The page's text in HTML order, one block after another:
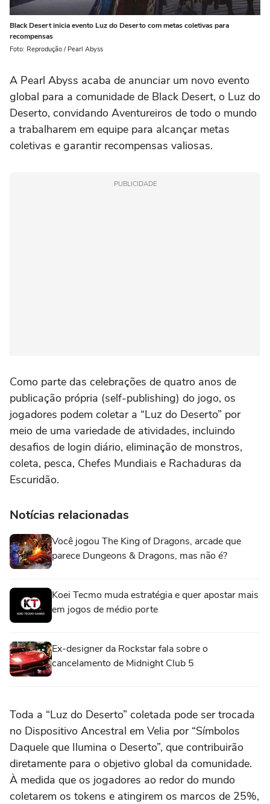
Black Desert inicia evento Luz do Deserto com metas coletivas para
recompensas
Foto: Reprodução / Pearl Abyss
A Pearl Abyss acaba de anunciar um novo evento
global para a comunidade de Black Desert, o Luz do
Deserto, convidando Aventureiros de todo o mundo
a trabalharem em equipe para alcançar metas
coletivas e garantir recompensas valiosas.
PUBLICIDADE
Como parte das celebrações de quatro anos de
publicação própria (self-publishing) do jogo, os
jogadores podem coletar a “Luz do Deserto” por
meio de uma variedade de atividades, incluindo
desafios de login diário, eliminação de monstros,
coleta, pesca, Chefes Mundiais e Rachaduras da
Escuridão.
Notícias relacionadas
Você jogou The King of Dragons, arcade que
parece Dungeons & Dragons, mas não é?
Koei Tecmo muda estratégia e quer apostar mais
em jogos de médio porte
Ex-designer da Rockstar fala sobre o
cancelamento de Midnight Club 5
Toda a “Luz do Deserto” coletada pode ser trocada
no Dispositivo Ancestral em Velia por “Símbolos
Daquele que Ilumina o Deserto”, que contribuirão
diretamente para o objetivo global da comunidade.
À medida que os jogadores ao redor do mundo
coletarem os tokens e atingirem os marcos de 25%,